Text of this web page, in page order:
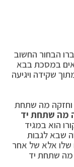
הבחור החשוב
במסכת בבא
שקידה ויגיעה
וחזקה מה שתחת
מה שתחת יד
הוא במגיד
שבא לגבות
שלו אלא של אחר
מה שתחת יד